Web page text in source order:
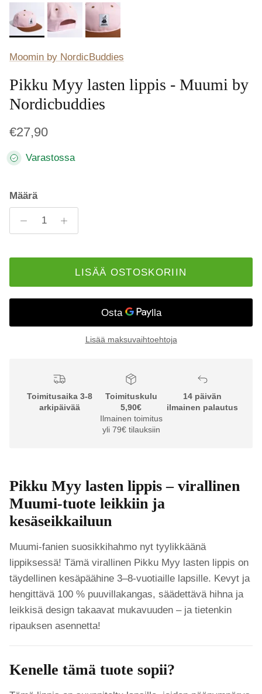
Moomin by NordicBuddies
Pikku Myy lasten lippis - Muumi by
Nordicbuddies
€27,90
Varastossa
Määrä
LISÄÄ OSTOSKORIIN
Lisää maksuvaihtoehtoja
Toimitusaika 3-8
arkipäivää
Toimituskulu
5,90€
Ilmainen toimitus
yli 79€ tilauksiin
14 päivän
ilmainen palautus
Pikku Myy lasten lippis – virallinen
Muumi-tuote leikkiin ja
kesäseikkailuun
Muumi-fanien suosikkihahmo nyt tyylikkäänä
lippiksessä! Tämä virallinen Pikku Myy lasten lippis on
täydellinen kesäpäähine 3–8-vuotiaille lapsille. Kevyt ja
hengittävä 100 % puuvillakangas, säädettävä hihna ja
leikkisä design takaavat mukavuuden – ja tietenkin
ripauksen asennetta!
Kenelle tämä tuote sopii?